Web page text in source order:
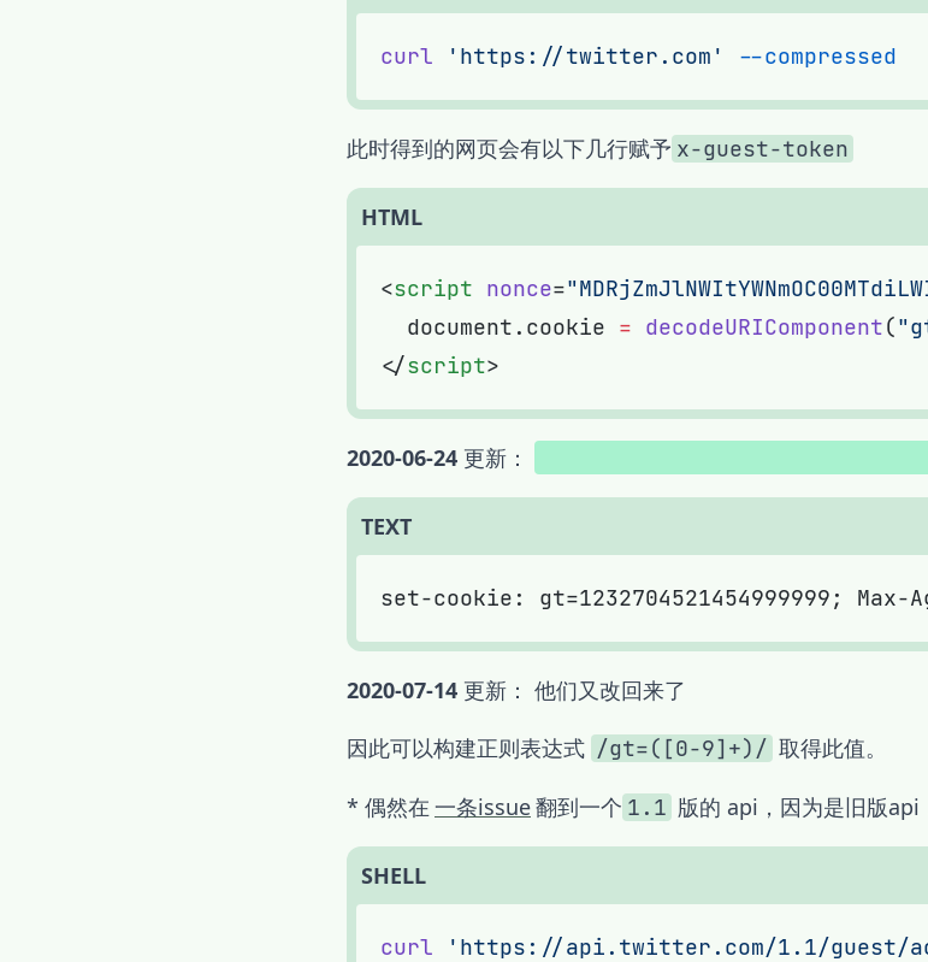
curl 'https://twitter.com'
此时得到的网页会有以下几行赋予 x-guest-token
HTML
<script nonce=
  document.cookie
= decodeURIComponent(
</script
2020-06-24 更新：
TEXT
2020-07-14 更新： 他们又改回来了
因此可以构建正则表达式 /gt=([0-9]+)/ 取得此值。
* 偶然在 一条issue翻到一个 1.1 版的 api，因为是旧版api
SHELL
curl 'https://api.twitter.com/1.1/guest/